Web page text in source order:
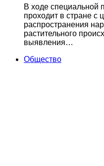
В ходе специальной
проходит в стране с
распространения
растительного
выявления…
Общество